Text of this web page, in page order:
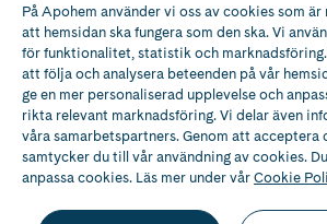
Apotek med tillstånd
av Läkemedelsverket
På Apohem använder vi oss av cookies som
att hemsidan ska fungera som den ska. Vi
för funktionalitet, statistik och
att följa och analysera beteenden på vår
ge en mer personaliserad upplevelse och
rikta relevant marknadsföring. Vi delar även
våra samarbetspartners. Genom att acceptera
samtycker du till vår användning av cookies.
anpassa cookies. Läs mer under vårCookie